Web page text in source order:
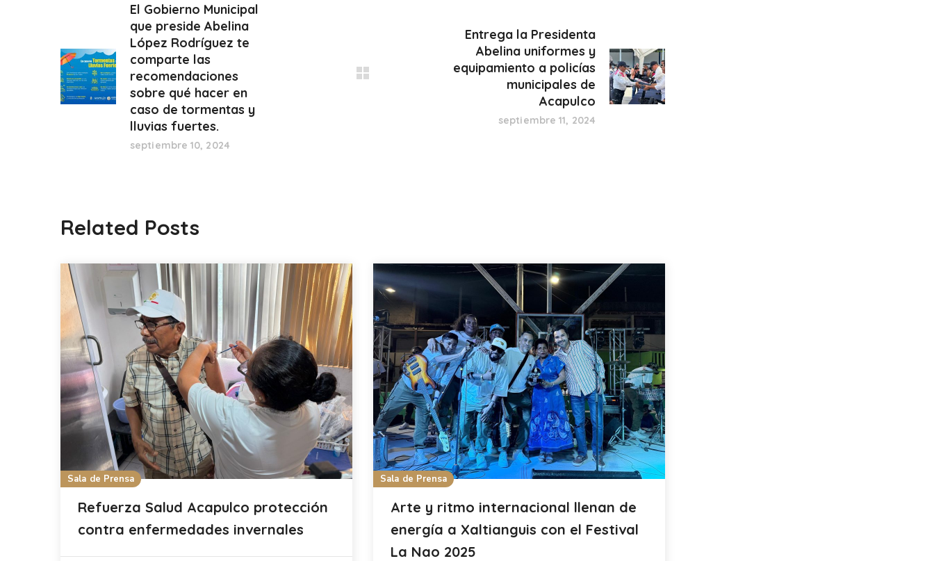
El Gobierno Municipal
que preside Abelina
López Rodríguez te
comparte las
recomendaciones
sobre qué hacer en
caso de tormentas y
lluvias fuertes.
septiembre 10, 2024
Entrega la Presidenta
Abelina uniformes y
equipamiento a policías
municipales de
Acapulco
septiembre 11, 2024
Related Posts
Sala de Prensa
Refuerza Salud Acapulco protección
contra enfermedades invernales
Sala de Prensa
Arte y ritmo internacional llenan de
energía a Xaltianguis con el Festival
La Nao 2025